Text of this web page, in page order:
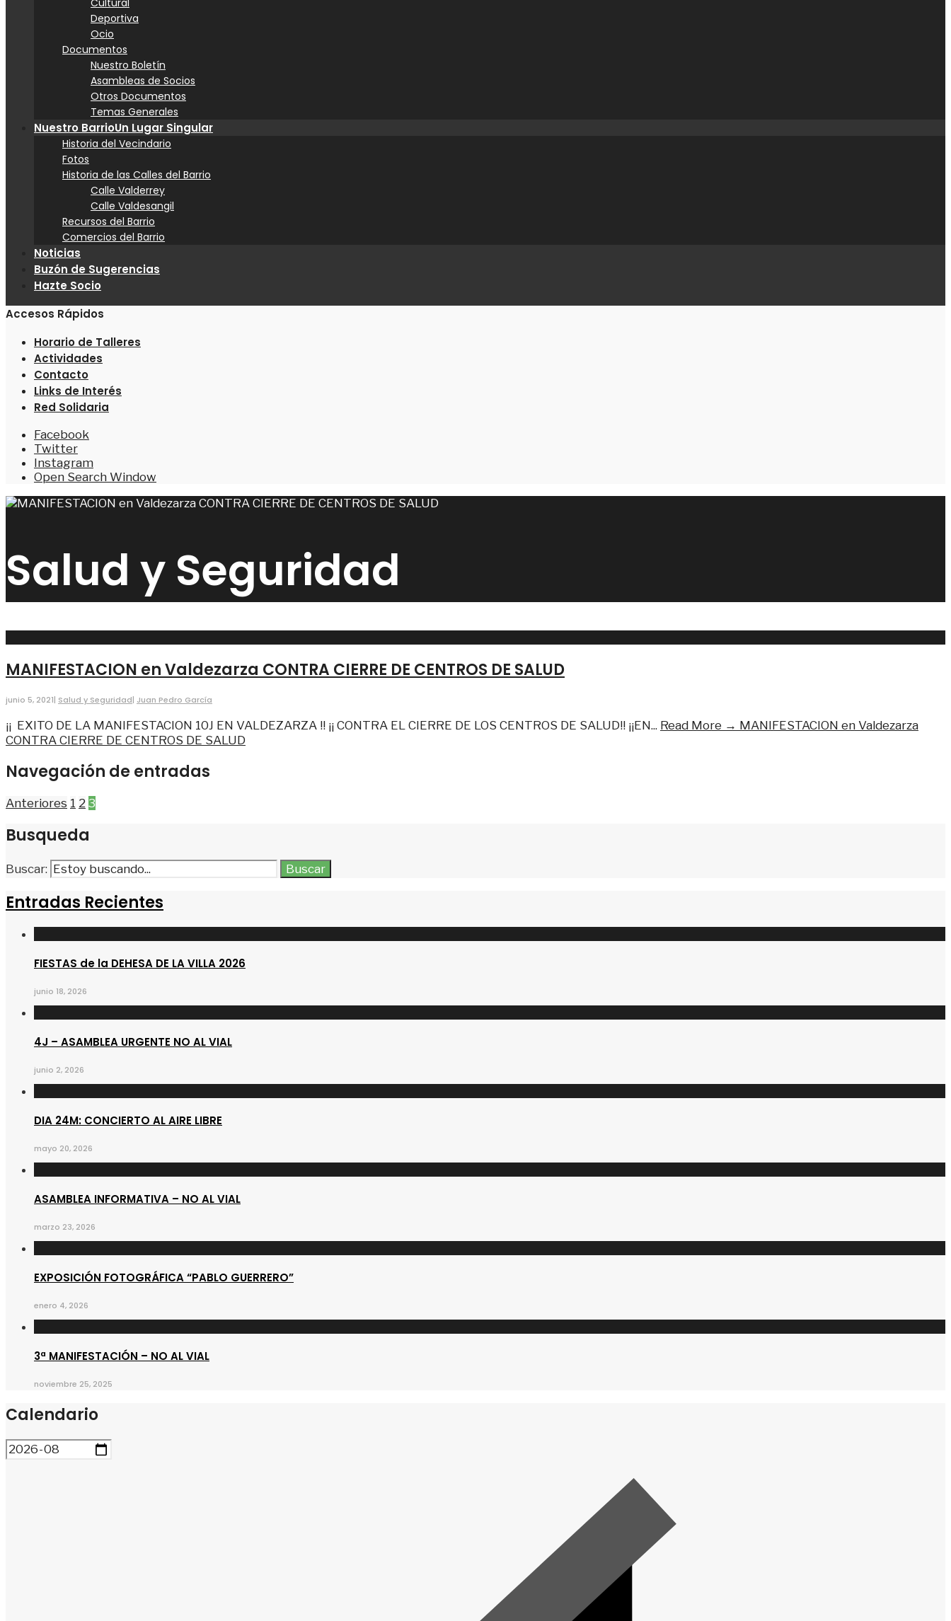
Cultural
Deportiva
Ocio
Documentos
Nuestro Boletín
Asambleas de Socios
Otros Documentos
Temas Generales
Nuestro BarrioUn Lugar Singular
Historia del Vecindario
Fotos
Historia de las Calles del Barrio
Calle Valderrey
Calle Valdesangil
Recursos del Barrio
Comercios del Barrio
Noticias
Buzón de Sugerencias
Hazte Socio
Accesos Rápidos
Horario de Talleres
Actividades
Contacto
Links de Interés
Red Solidaria
Facebook
Twitter
Instagram
Open Search Window
Salud y Seguridad
MANIFESTACION en Valdezarza CONTRA CIERRE DE CENTROS DE SALUD
junio 5, 2021| Salud y Seguridad| Juan Pedro García
¡¡ EXITO DE LA MANIFESTACION 10J EN VALDEZARZA !! ¡¡ CONTRA EL CIERRE DE LOS CENTROS DE SALUD!! ¡¡EN... Read More → MANIFESTACION en Valdezarza
CONTRA CIERRE DE CENTROS DE SALUD
Navegación de entradas
Anteriores 1 2 3
Busqueda
Buscar: Buscar
Entradas Recientes
FIESTAS de la DEHESA DE LA VILLA 2026
junio 18, 2026
4J – ASAMBLEA URGENTE NO AL VIAL
junio 2, 2026
DIA 24M: CONCIERTO AL AIRE LIBRE
mayo 20, 2026
ASAMBLEA INFORMATIVA – NO AL VIAL
marzo 23, 2026
EXPOSICIÓN FOTOGRÁFICA “PABLO GUERRERO”
enero 4, 2026
3ª MANIFESTACIÓN – NO AL VIAL
noviembre 25, 2025
Calendario